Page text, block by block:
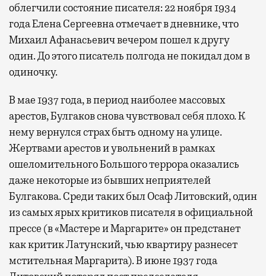
облегчили состояние писателя: 22 ноября 1934
года Елена Сергеевна отмечает в дневнике, что
Михаил Афанасьевич вечером пошел к другу
один. До этого писатель полгода не покидал дом в
одиночку.
В мае 1937 года, в период наиболее массовых
арестов, Булгаков снова чувствовал себя плохо. К
нему вернулся страх быть одному на улице.
Жертвами арестов и увольнений в рамках
ошеломительного Большого террора оказались
даже некоторые из бывших неприятелей
Булгакова. Среди таких был Осаф Литовский, один
из самых ярых критиков писателя в официальной
прессе (в «Мастере и Маргарите» он предстанет
как критик Латунский, чью квартиру разнесет
мстительная Маргарита). В июне 1937 года